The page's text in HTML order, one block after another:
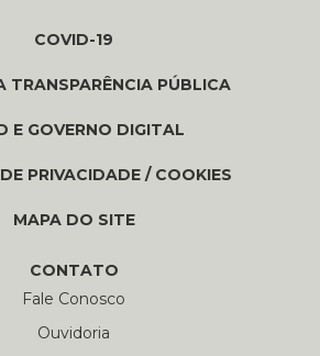
COVID-19
TRANSPARÊNCIA PÚBLICA
E GOVERNO DIGITAL
PRIVACIDADE / COOKIES
MAPA DO SITE
CONTATO
Fale Conosco
Ouvidoria